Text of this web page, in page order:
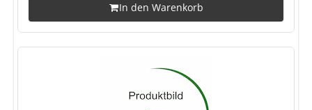
In den Warenkorb